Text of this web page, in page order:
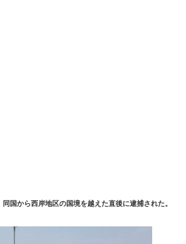
国から西岸地区の国境を越えた直後に逮捕された。